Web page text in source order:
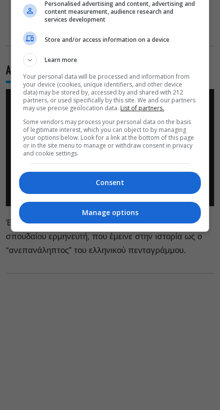
Ανεπανάληπτος, 1986
Ένα τραγούδι που στιγμάτισε την καριέρα του
σπουδαίου ερμηνευτή, που έμεινε στην ιστορία ως ο
“ανεπανάληπτος” του ελληνικού πενταγράμμου.
Personalised advertising and content, advertising and
content measurement, audience research and
services development
Store and/or access information on a device
Learn more
Your personal data will be processed and information from
your device (cookies, unique identifiers, and other device
data) may be stored by, accessed by and shared with 212
partners, or used specifically by this site. We and our partners
may use precise geolocation data. List of partners.
Some vendors may process your personal data on the basis
of legitimate interest, which you can object to by managing
your options below. Look for a link at the bottom of this page
or in the site menu to manage or withdraw consent in privacy
and cookie settings.
Consent
Manage options